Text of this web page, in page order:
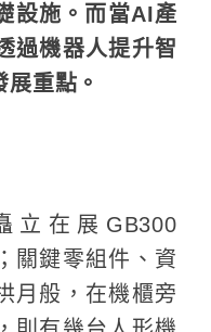
設施。而當AI產
過機器人提升智
重點。
立在展GB300
關鍵零組件、資
月般，在機櫃旁